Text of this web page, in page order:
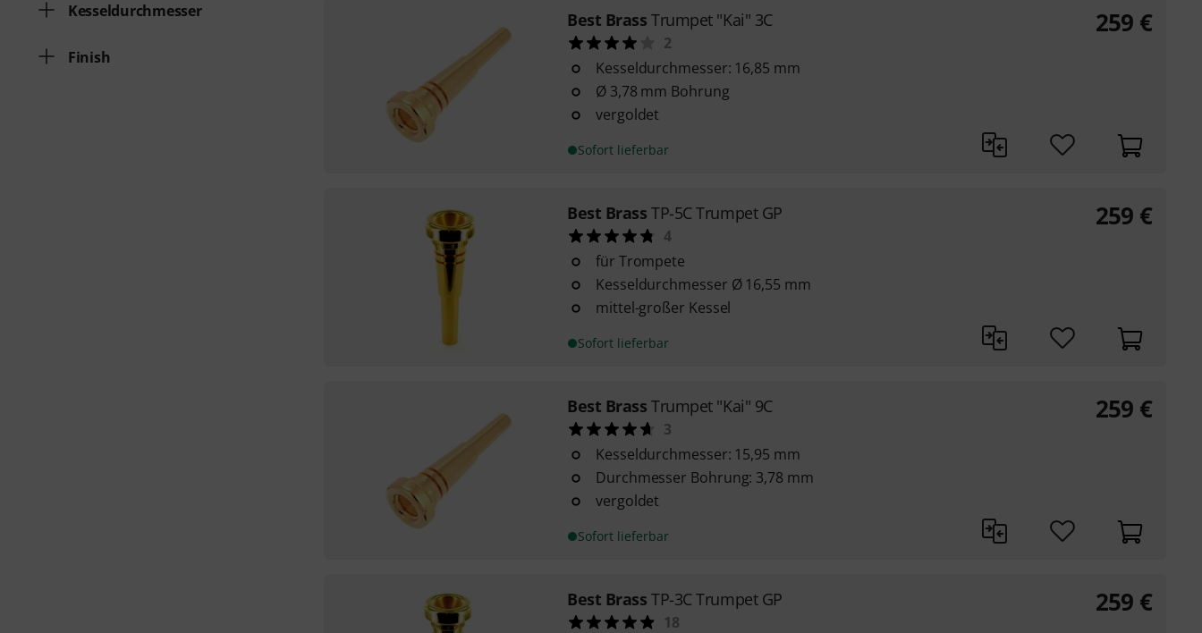
Kesseldurchmesser
Finish
Best Brass Trumpet "Kai" 3C
2
Kesseldurchmesser: 16,85 mm
Ø 3,78 mm Bohrung
vergoldet
Sofort lieferbar
259 €
Best Brass TP-5C Trumpet GP
4
für Trompete
Kesseldurchmesser Ø 16,55 mm
mittel-großer Kessel
Sofort lieferbar
259 €
Best Brass Trumpet "Kai" 9C
3
Kesseldurchmesser: 15,95 mm
Durchmesser Bohrung: 3,78 mm
vergoldet
Sofort lieferbar
259 €
Best Brass TP-3C Trumpet GP
18
259 €